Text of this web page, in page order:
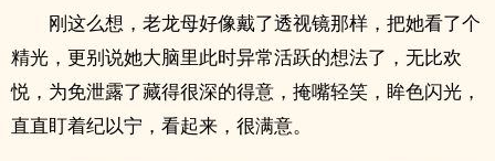
刚这么想，老龙母好像戴了透视镜那样，把她看了个
精光，更别说她大脑里此时异常活跃的想法了，无比欢
悦，为免泄露了藏得很深的得意，掩嘴轻笑，眸色闪光，
直直盯着纪以宁，看起来，很满意。